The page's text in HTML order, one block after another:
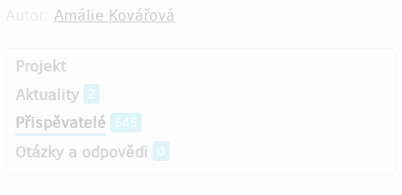
Amálie Kovářová
Projekt
Aktuality 2
Přispěvatelé 545
Otázky a odpovědi 0